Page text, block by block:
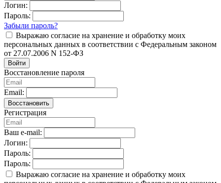
Логин:
Пароль:
Забыли пароль?
Выражаю согласие на хранение и обработку моих
персональных данных в соответствии с Федеральным законом
от 27.07.2006 N 152-ФЗ
Войти
Восстановление пароля
Email:
Восстановить
Регистрация
Ваш e-mail:
Логин:
Пароль:
Пароль:
Выражаю согласие на хранение и обработку моих